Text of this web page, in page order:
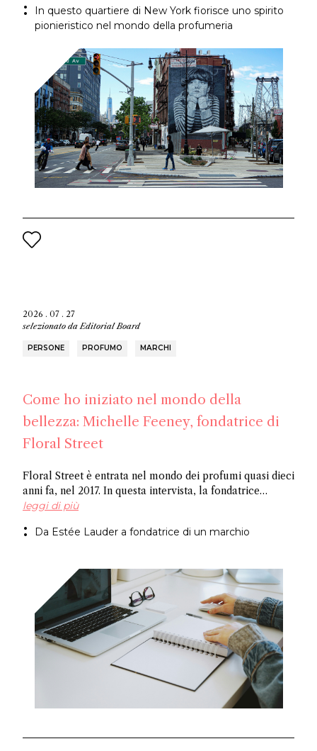
che prosperano nell'apertura artistica per cui questo
luogo è famoso e pianifica una visita ai negozi che
In questo quartiere di New York fiorisce uno spirito
pionieristico nel mondo della profumeria
2026 . 07 . 27
selezionato daEditorial Board
PERSONE PROFUMO MARCHI
Come ho iniziato nel mondo della
bellezza: Michelle Feeney, fondatrice di
Floral Street
Floral Street è entrata nel mondo dei profumi quasi dieci
anni fa, nel 2017. In questa intervista, la fondatrice
Michelle Feeney racconta la sua esperienza lavorativa
un'imprenditrice e la gioia di creare fragranze di lusso
leggi di più
Da Estée Lauder a fondatrice di un marchio